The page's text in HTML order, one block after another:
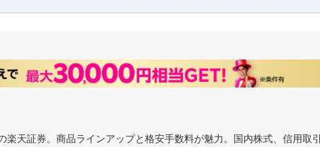
天証券。商品ラインアップと格安手数料が魅力。国内株式、信用取